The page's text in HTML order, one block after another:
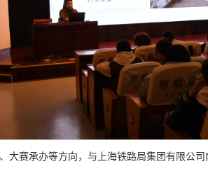
大赛承办等方向，与上海铁路局集团有限公